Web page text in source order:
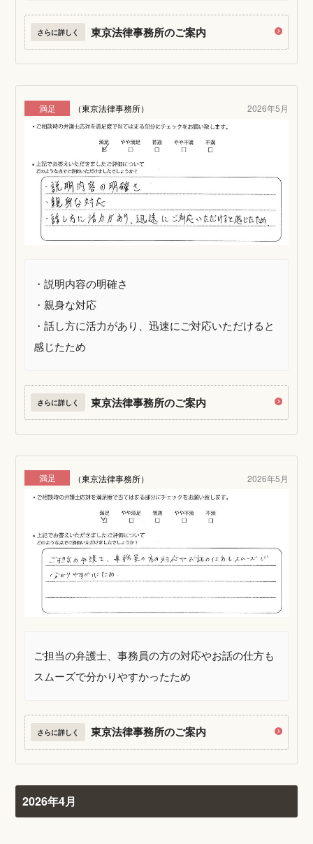
さらに詳しく 東京法律事務所のご案内
満足 （東京法律事務所） 2026年5月
・説明内容の明確さ
・親身な対応
・話し方に活力があり、迅速にご対応いただけると
感じたため
さらに詳しく 東京法律事務所のご案内
満足 （東京法律事務所） 2026年5月
ご担当の弁護士、事務員の方の対応やお話の仕方も
スムーズで分かりやすかったため
さらに詳しく 東京法律事務所のご案内
2026年4月